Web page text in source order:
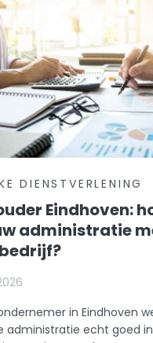
DIENSTVERLENING
Eindhoven:
administratie
in Eindhoven
administratie echt goed